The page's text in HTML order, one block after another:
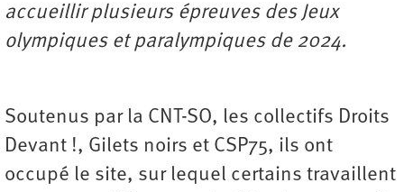
accueillir plusieurs épreuves des Jeux
olympiques et paralympiques de 2024.
Soutenus par la CNT-SO, les collectifs Droits
Devant !, Gilets noirs et CSP75, ils ont
occupé le site, sur lequel certains travaillent